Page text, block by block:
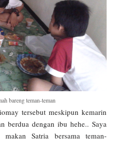
bareng teman-teman
tersebut meskipun kemarin
berdua dengan ibu hehe.. Saya
Satria bersama teman-